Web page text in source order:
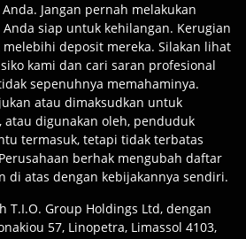
Jangan pernah melakukan
siap untuk kehilangan. Kerugian
deposit mereka. Silakan lihat
kami dan cari saran profesional
sepenuhnya memahaminya.
atau dimaksudkan untuk
digunakan oleh, penduduk
termasuk, tetapi tidak terbatas
Perusahaan berhak mengubah daftar
di atas dengan kebijakannya sendiri.
T.I.O. Group Holdings Ltd, dengan
57, Linopetra, Limassol 4103,